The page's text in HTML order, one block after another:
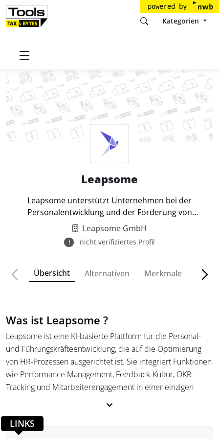
powered by
Kategorien
Startseite
Leapsome
Leapsome unterstützt Unternehmen bei der
Personalentwicklung und der Förderung von
Teamengagement.
Leapsome GmbH
nicht verifiziertes Profil
Übersicht Alternativen Merkmale
Was ist Leapsome ?
Leapsome ist eine KI-basierte Plattform für die Personal-
und Führungskräfteentwicklung, die auf die Optimierung
von HR-Prozessen ausgerichtet ist. Sie integriert Funktionen
wie Performance Management, Feedback-Kultur, OKR-
Tracking und Mitarbeiterengagement in einer einzigen
berufliche Entwicklung der Mitarbeitenden gezielt zu
LINKS